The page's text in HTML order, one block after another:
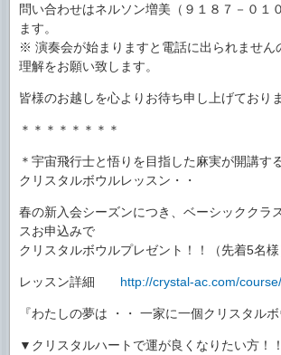
問い合わせはネルソン増美（９１８７－０１
ます。
※ 演奏会が始まりますと電話に出られません
理解をお願い致します。
皆様のお越しを心よりお待ち申し上げておりま
＊＊＊＊＊＊＊＊
＊宇宙飛行士と悟りを目指した麻実が開講す
クリスタルボウルレッスン・・
春の新入会シーズンにつき、ベーシッククラ
スお申込みで
クリスタルボウルプレゼント！！（先着5名様
レッスン詳細 http://crystal-ac.com/course/
『わたしの夢は ・・ 一家に一個クリスタルボ
▼クリスタルハートで運が良くなりたい方！